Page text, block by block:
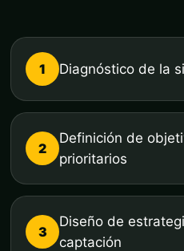
1 Diagnóstico de la
2
Definición de
prioritarios
3
Diseño de
captación